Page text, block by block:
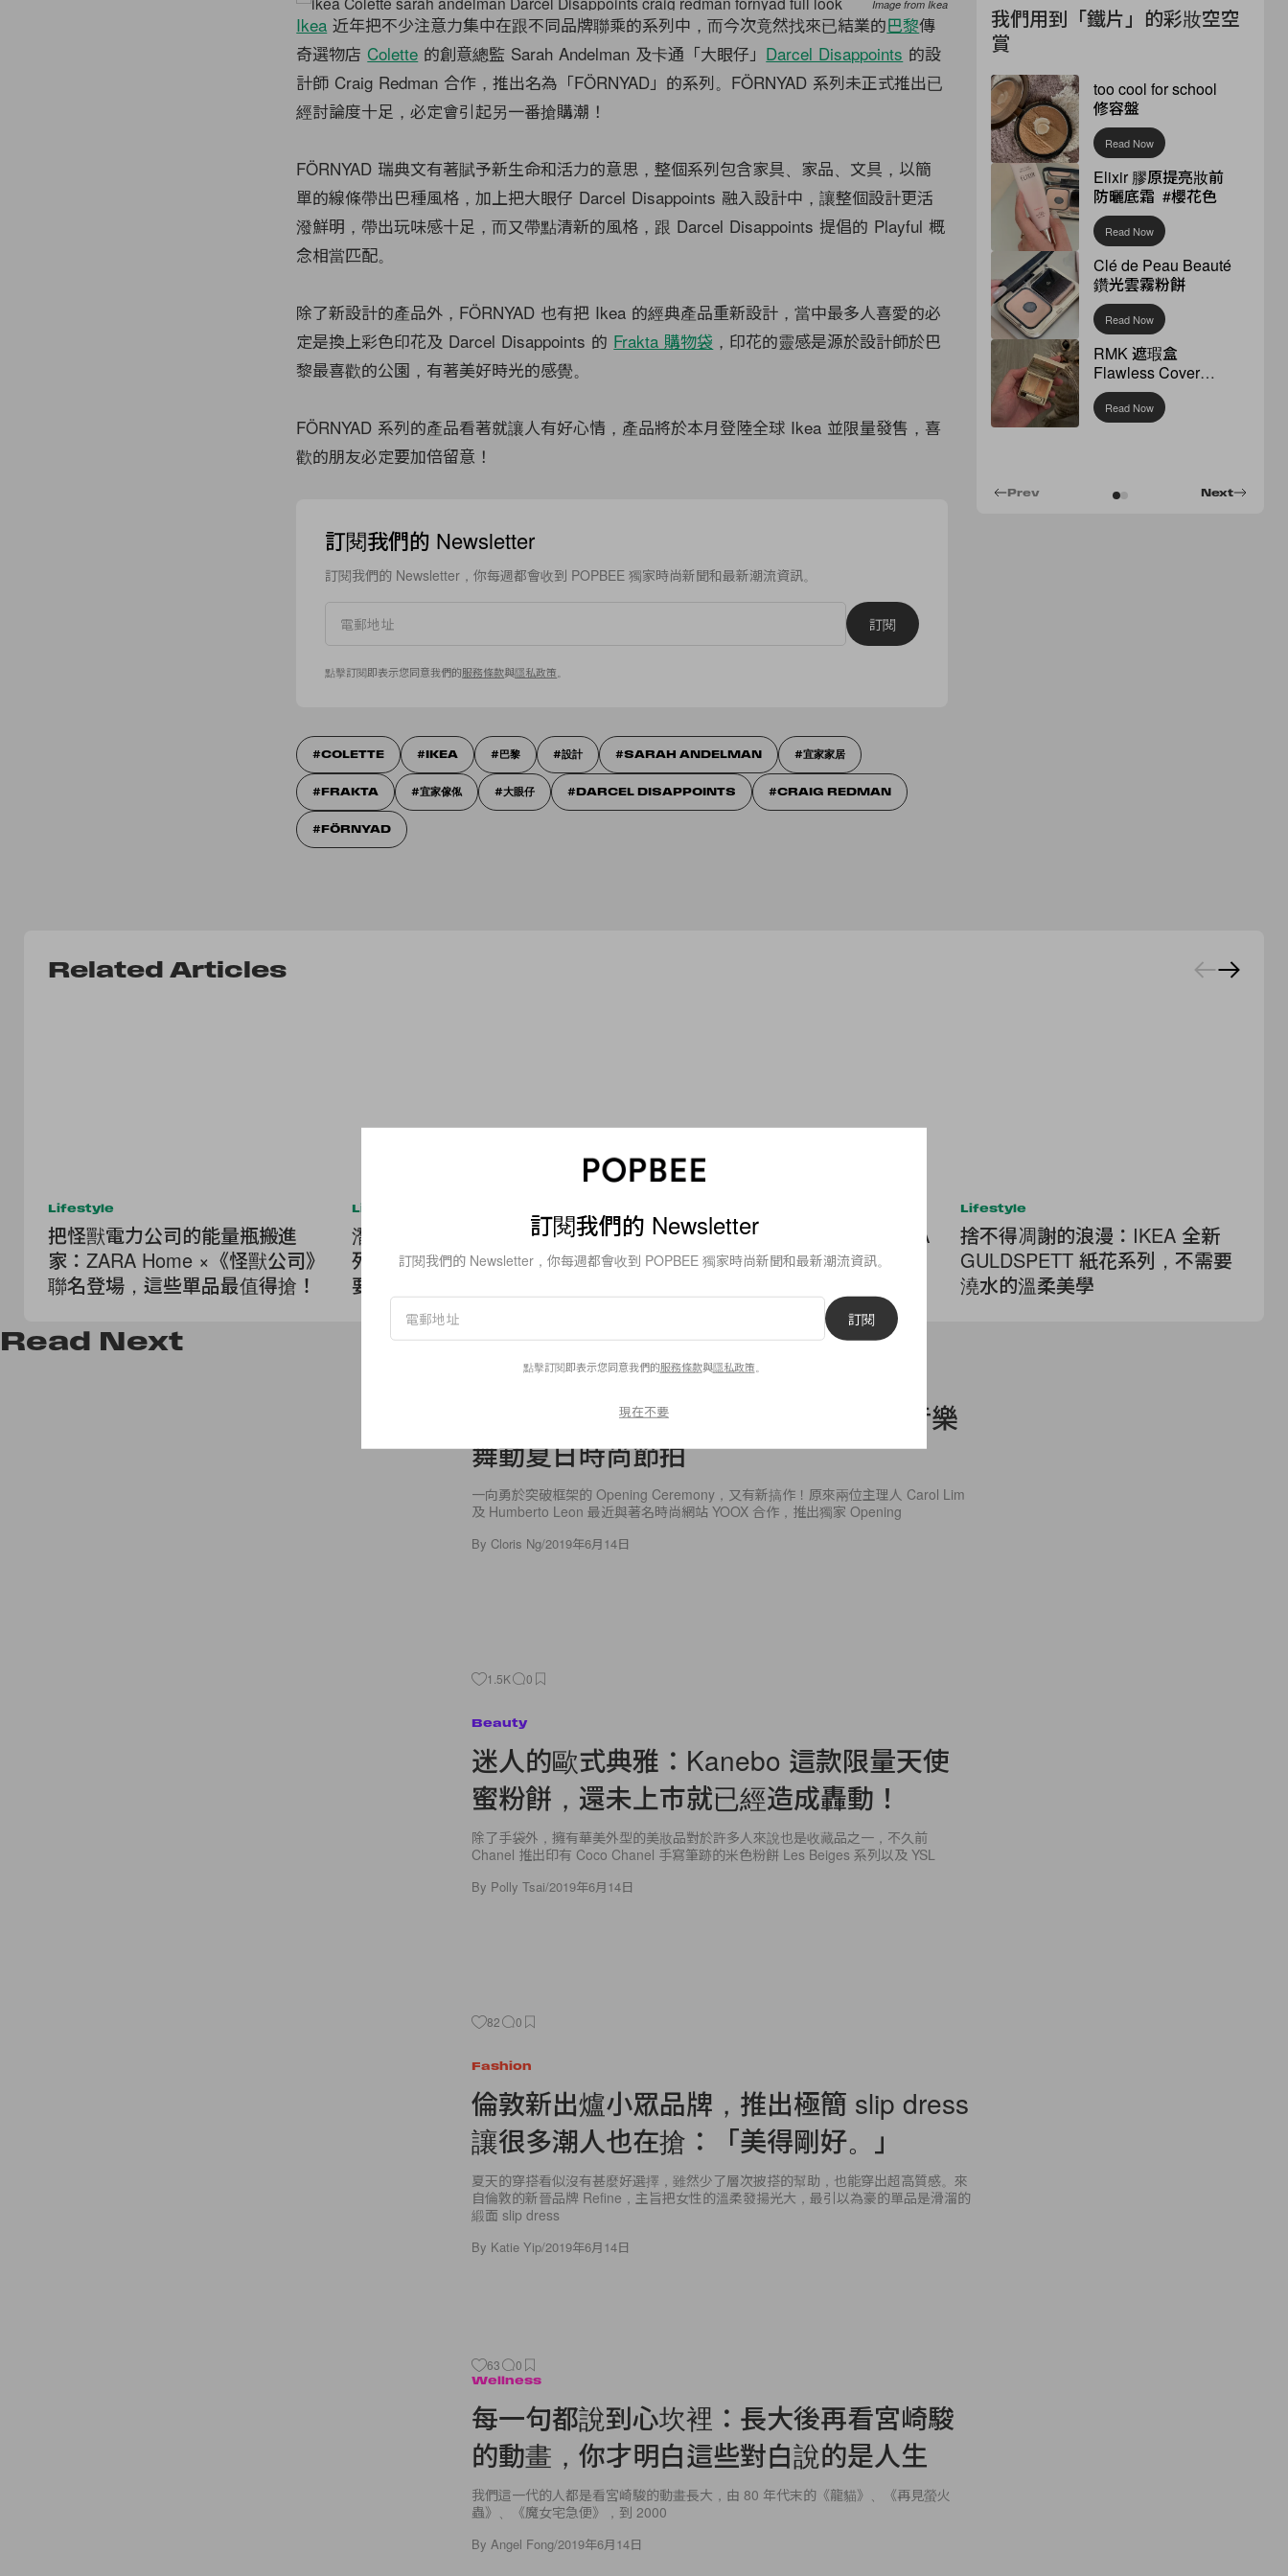
Image from Ikea
Ikea 近年把不少注意力集中在跟不同品牌聯乘的系列中，而今次竟然找來已結業的巴黎傳
奇選物店Colette 的創意總監 Sarah Andelman 及卡通「大眼仔」 Darcel Disappoints 的設
計師 Craig Redman 合作，推出名為「FÖRNYAD」的系列。FÖRNYAD 系列未正式推出已
經討論度十足，必定會引起另一番搶購潮！
FÖRNYAD 瑞典文有著賦予新生命和活力的意思，整個系列包含家具、家品、文具，以簡
單的線條帶出巴種風格，加上把大眼仔 Darcel Disappoints 融入設計中，讓整個設計更活
潑鮮明，帶出玩味感十足，而又帶點清新的風格，跟 Darcel Disappoints 提倡的 Playful 概
念相當匹配。
除了新設計的產品外，FÖRNYAD 也有把 Ikea 的經典產品重新設計，當中最多人喜愛的必
定是換上彩色印花及 Darcel Disappoints 的 Frakta 購物袋 ，印花的靈感是源於設計師於巴
黎最喜歡的公園，有著美好時光的感覺。
FÖRNYAD 系列的產品看著就讓人有好心情，產品將於本月登陸全球 Ikea 並限量發售，喜
歡的朋友必定要加倍留意！
訂閱我們的 Newsletter
訂閱我們的 Newsletter，你每週都會收到 POPBEE 獨家時尚新聞和最新潮流資訊。
訂閱
點擊訂閱即表示您同意我們的服務條款與隱私政策
COLETTE IKEA 巴黎 設計 SARAH ANDELMAN 宜家家居
FRAKTA 宜家傢俬 大眼仔 DARCEL DISAPPOINTS CRAIG REDMAN
FÖRNYAD
我們用到「鐵片」的彩妝空空
賞
too cool for school
修容盤
Read Now
Elixir 膠原提亮妝前
防曬底霜 #櫻花色
Read Now
Clé de Peau Beauté
鑽光雲霧粉餅
Read Now
RMK 遮瑕盒
Flawless Cover
Concealer
Read Now
Next
Prev
Related Articles
Lifestyle
把怪獸電力公司的能量瓶搬進
家：ZARA Home ×《怪獸公司》
聯名登場，這些單品最值得搶！
Lifestyle
潛望鏡鬧鐘太可愛：IKEA PS 系
列來到第十版，充氣椅以外你還
要認識這些玩味家品！
一張充氣椅竟然翻身成功？IKEA
PS 2026 系列，帶來好多有趣又
Lifestyle
捨不得凋謝的浪漫：IKEA 全新
GULDSPETT 紙花系列，不需要
澆水的溫柔美學
Read Next
Opening Ceremony 夥拍 YOOX，以音樂
舞動夏日時尚節拍
一向勇於突破框架的 Opening Ceremony，又有新搞作！原來兩位主理人 Carol Lim
及 Humberto Leon 最近與著名時尚網站 YOOX 合作，推出獨家 Opening
By Cloris Ng/2019年6月14日
1.5K 0
Beauty
迷人的歐式典雅：Kanebo 這款限量天使
蜜粉餅，還未上市就已經造成轟動！
除了手袋外，擁有華美外型的美妝品對於許多人來說也是收藏品之一，不久前
Chanel 推出印有 Coco Chanel 手寫筆跡的米色粉餅 Les Beiges 系列以及 YSL
By Polly Tsai/2019年6月14日
82 0
Fashion
倫敦新出爐小眾品牌，推出極簡 slip dress
讓很多潮人也在搶：「美得剛好。」
夏天的穿搭看似沒有甚麼好選擇，雖然少了層次披搭的幫助，也能穿出超高質感。來
自倫敦的新晉品牌 Refine，主旨把女性的溫柔發揚光大，最引以為豪的單品是滑溜的
緞面 slip dress
By Katie Yip/2019年6月14日
63 0
Wellness
每一句都說到心坎裡：長大後再看宮崎駿
的動畫，你才明白這些對白說的是人生
我們這一代的人都是看宮崎駿的動畫長大，由 80 年代末的《龍貓》、《再見螢火
蟲》、《魔女宅急便》，到 2000
By Angel Fong/2019年6月14日
訂閱我們的 Newsletter
訂閱我們的 Newsletter，你每週都會收到 POPBEE 獨家時尚新聞和最新潮流資訊。
訂閱
點擊訂閱即表示您同意我們的服務條款與隱私政策
現在不要